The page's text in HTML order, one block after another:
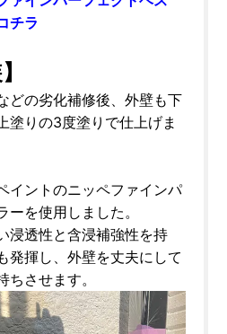
チラ
どの劣化補修後、外壁も下
塗りの3度塗りで仕上げま
イントのニッペファインパ
ーを使用しました。
浸透性と含浸補強性を持
発揮し、外壁を丈夫にして
ちさせます。